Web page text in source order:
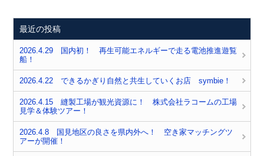
最近の投稿
2026.4.29 国内初！ 再生可能エネルギーで走る電池推進遊覧
船！
2026.4.22 できるかぎり自然と共生していくお店 symbie！
2026.4.15 縫製工場が観光資源に！ 株式会社ラコームの工場
見学＆体験ツアー！
2026.4.8 国見地区の良さを県内外へ！ 空き家マッチングツ
アーが開催！